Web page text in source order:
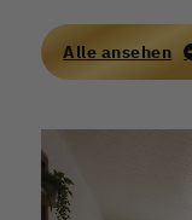
Alle ansehen